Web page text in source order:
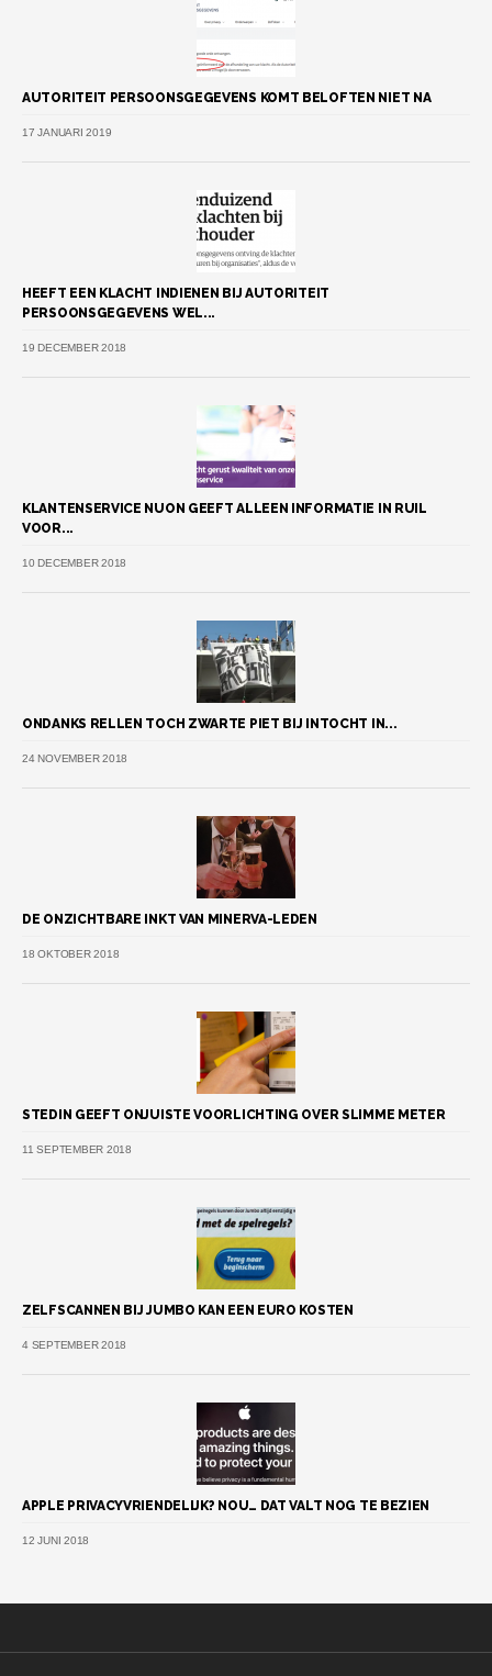
AUTORITEIT PERSOONSGEGEVENS KOMT BELOFTEN NIET NA
17 JANUARI 2019
HEEFT EEN KLACHT INDIENEN BIJ AUTORITEIT
PERSOONSGEGEVENS WEL...
19 DECEMBER 2018
KLANTENSERVICE NUON GEEFT ALLEEN INFORMATIE IN RUIL
VOOR...
10 DECEMBER 2018
ONDANKS RELLEN TOCH ZWARTE PIET BIJ INTOCHT IN...
24 NOVEMBER 2018
DE ONZICHTBARE INKT VAN MINERVA-LEDEN
18 OKTOBER 2018
STEDIN GEEFT ONJUISTE VOORLICHTING OVER SLIMME METER
11 SEPTEMBER 2018
ZELFSCANNEN BIJ JUMBO KAN EEN EURO KOSTEN
4 SEPTEMBER 2018
APPLE PRIVACYVRIENDELIJK? NOU… DAT VALT NOG TE BEZIEN
12 JUNI 2018